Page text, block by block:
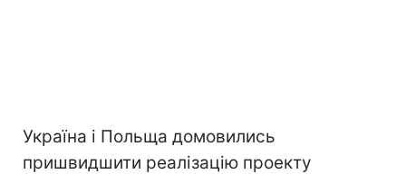
Україна і Польща домовились
пришвидшити реалізацію проекту